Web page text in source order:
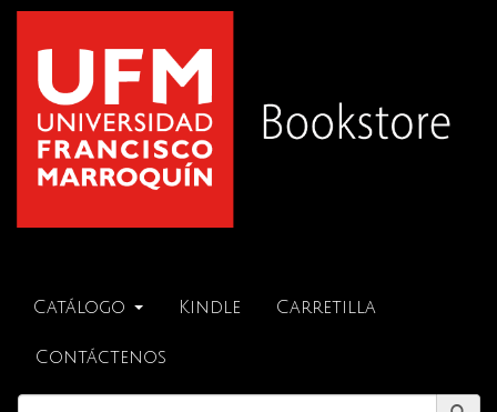
Catálogo Kindle Carretilla
Contáctenos